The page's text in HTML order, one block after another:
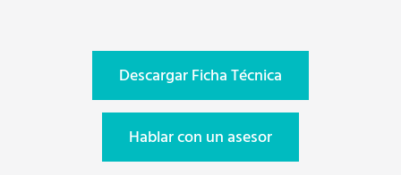
Descargar Ficha Técnica
Hablar con un asesor